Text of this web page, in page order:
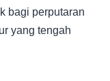
bagi perputaran
yang tengah